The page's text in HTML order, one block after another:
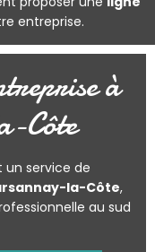
entreprise.
à
Côte
un service de
la-Côte,
au sud